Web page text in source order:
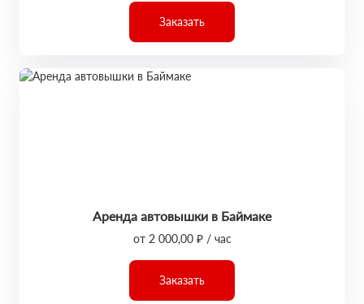
Заказать
Аренда автовышки в Баймаке
от 2 000,00 ₽ / час
Заказать